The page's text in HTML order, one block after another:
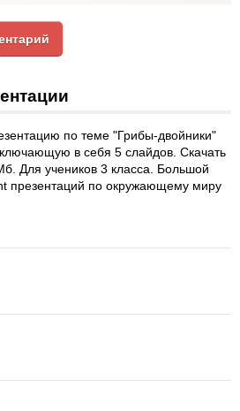
по теме "Грибы-двойники"
в себя 5 слайдов. Скачать
Для учеников 3 класса. Большой
презентаций по окружающему миру